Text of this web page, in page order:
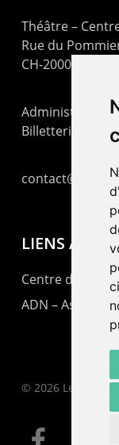
Théâtre –
Rue du
CH-2000
Administration :
Billetterie : +41
LIENS AMIS
Centre de
ADN –
© 2026 Le
facebook